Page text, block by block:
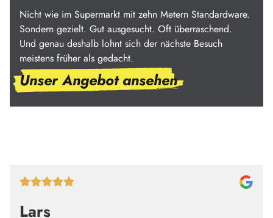
Nicht wie im Supermarkt mit zehn Metern Standardware.
Sondern gezielt. Gut ausgesucht. Oft überraschend.
Und genau deshalb lohnt sich der nächste Besuch
meistens früher als gedacht.
Unser Angebot ansehen
Lars